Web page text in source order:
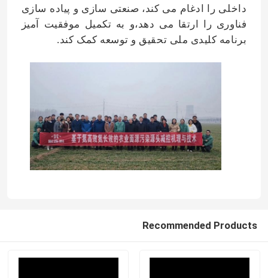
الکل فورفوریل
داخلی را ادغام می کند، صنعتی سازی و پیاده سازی
فناوری را ارتقا می دهد،و به تکمیل موفقیت آمیز
برنامه کلیدی ملی تحقیق و توسعه کمک کند.
Recommended Products